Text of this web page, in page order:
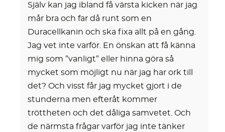
Själv kan jag ibland få värsta kicken när jag
mår bra och far då runt som en
Duracellkanin och ska fixa allt på en gång.
Jag vet inte varför. En önskan att få känna
mig som ”vanligt” eller hinna göra så
mycket som möjligt nu när jag har ork till
det? Och visst får jag mycket gjort i de
stunderna men efteråt kommer
tröttheten och det dåliga samvetet. Och
de närmsta frågar varför jag inte tänker